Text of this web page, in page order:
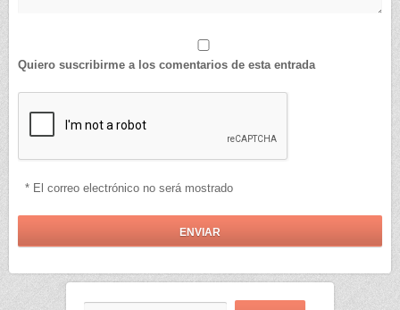
Quiero suscribirme a los comentarios de esta entrada
* El correo electrónico no será mostrado